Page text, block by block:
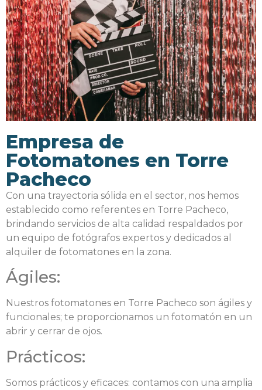
Empresa de
Fotomatones en Torre
Pacheco
Con una trayectoria sólida en el sector, nos hemos
establecido como referentes en Torre Pacheco,
brindando servicios de alta calidad respaldados por
un equipo de fotógrafos expertos y dedicados al
alquiler de fotomatones en la zona.
Ágiles:
Nuestros fotomatones en Torre Pacheco son ágiles y
funcionales; te proporcionamos un fotomatón en un
abrir y cerrar de ojos.
Prácticos:
Somos prácticos y eficaces: contamos con una amplia